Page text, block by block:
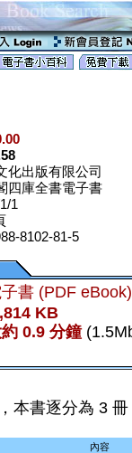
化出版有限公司
四庫全書電子書
1
8102-81-5
書 (PDF
KB
0.9 分鐘
本書逐分為 3
內容